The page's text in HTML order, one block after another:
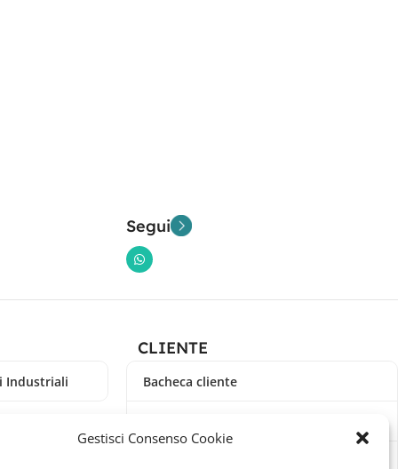
Gestisci Consenso Cookie
Segui
Industriali
CLIENTE
Bacheca cliente